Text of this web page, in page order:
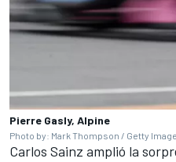
Pierre Gasly, Alpine
Photo by: Mark Thompson / Getty
Carlos Sainz amplió la